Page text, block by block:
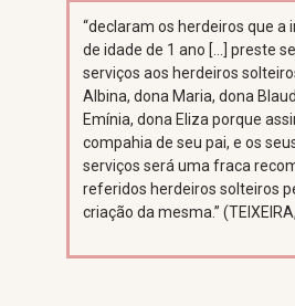
“declaram os herdeiros que a
de idade de 1 ano […] preste
serviços aos herdeiros
Albina, dona Maria, dona
Emínia, dona Eliza porque
compahia de seu pai, e os
serviços será uma fraca
referidos herdeiros solteiros
criação da mesma.”